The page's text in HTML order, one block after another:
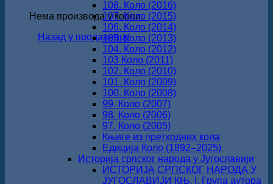
Нема производа у корпи.
Назад у продавницу
108. Коло (2016)
107. Коло (2015)
106. Коло (2014)
105. Коло (2013)
104. Коло (2012)
103 Коло (2011)
102. Коло (2010)
101. Коло (2009)
100. Коло (2008)
99. Коло (2007)
98. Коло (2006)
97. Коло (2005)
Књиге из претходних кола
Едиција Коло (1892‒2025)
Историја српског народа у Југославији
ИСТОРИЈА СРПСКОГ НАРОДА У
ЈУГОСЛАВИЈИ КЊ. I, Група аутора